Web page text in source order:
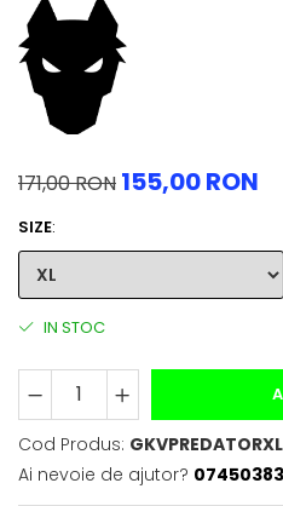
171,00 RON 155,00 RON
SIZE:
IN STOC
Cod Produs: GKVPREDATORXL
Ai nevoie de ajutor?